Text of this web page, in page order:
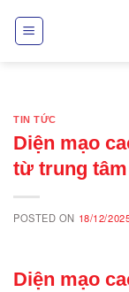
TIN TỨC
Diện mạo
từ trung tâm
POSTED ON 18/12/
Diện mạo